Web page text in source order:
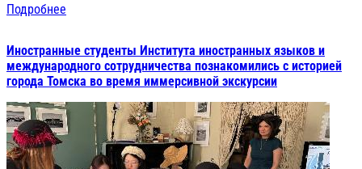
Подробнее
Иностранные студенты Института иностранных языков и
международного сотрудничества познакомились с историей
города Томска во время иммерсивной экскурсии